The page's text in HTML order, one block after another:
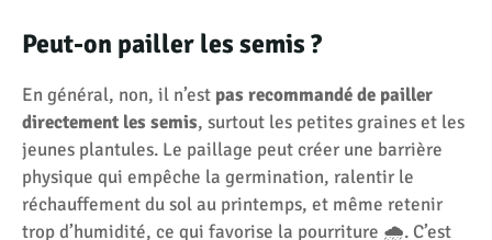
Peut-on pailler les semis ?
En général, non, il n’est pas recommandé de pailler
directement les semis, surtout les petites graines et les
jeunes plantules. Le paillage peut créer une barrière
physique qui empêche la germination, ralentir le
réchauffement du sol au printemps, et même retenir
trop d’humidité, ce qui favorise la pourriture 🌧️. C’est